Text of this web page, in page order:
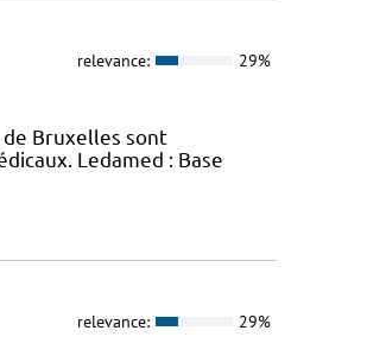
relevance: 29%
Bruxelles sont
Ledamed : Base
relevance: 29%